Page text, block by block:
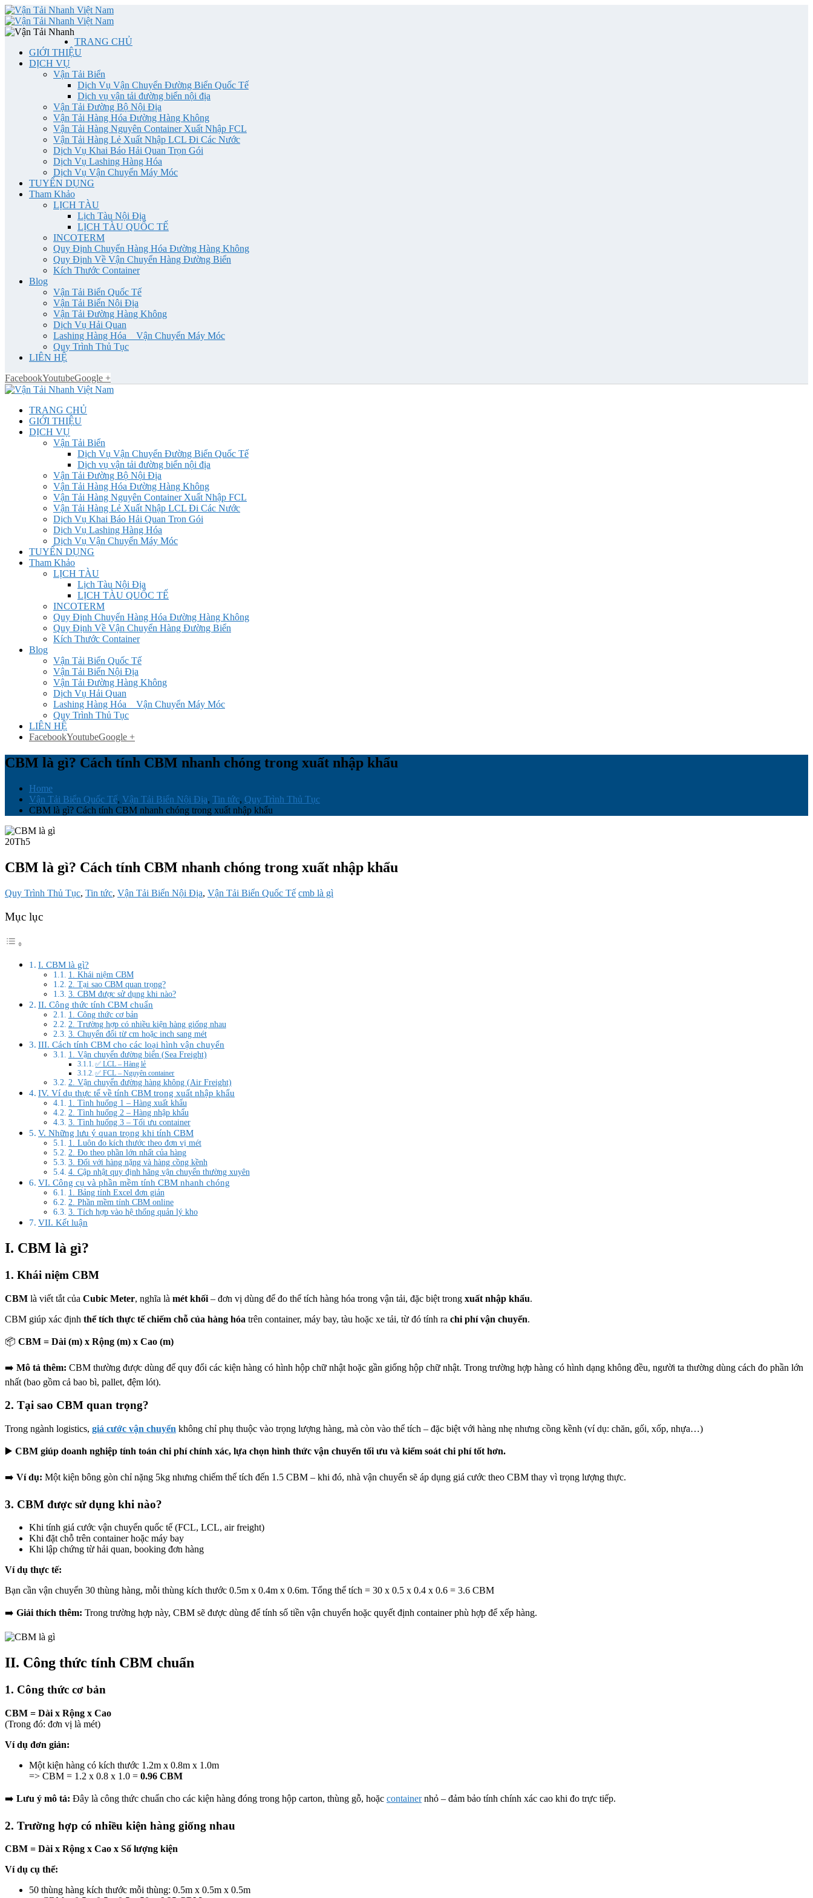
TRANG CHỦ
GIỚI THIỆU
DỊCH VỤ
Vận Tải Biển
Dịch Vụ Vận Chuyển Đường Biển Quốc Tế
Dịch vụ vận tải đường biển nội địa
Vận Tải Đường Bộ Nội Địa
Vận Tải Hàng Hóa Đường Hàng Không
Vận Tải Hàng Nguyên Container Xuất Nhập FCL
Vận Tải Hàng Lẻ Xuất Nhập LCL Đi Các Nước
Dịch Vụ Khai Báo Hải Quan Trọn Gói
Dịch Vụ Lashing Hàng Hóa
Dịch Vụ Vận Chuyển Máy Móc
TUYỂN DỤNG
Tham Khảo
LỊCH TÀU
Lịch Tàu Nội Địa
LỊCH TÀU QUỐC TẾ
INCOTERM
Quy Định Chuyển Hàng Hóa Đường Hàng Không
Quy Định Về Vận Chuyển Hàng Đường Biển
Kích Thước Container
Blog
Vận Tải Biển Quốc Tế
Vận Tải Biển Nội Địa
Vận Tải Đường Hàng Không
Dịch Vụ Hải Quan
Lashing Hàng Hóa _ Vận Chuyển Máy Móc
Quy Trình Thủ Tục
LIÊN HỆ
FacebookYoutubeGoogle +
TRANG CHỦ
GIỚI THIỆU
DỊCH VỤ
Vận Tải Biển
Dịch Vụ Vận Chuyển Đường Biển Quốc Tế
Dịch vụ vận tải đường biển nội địa
Vận Tải Đường Bộ Nội Địa
Vận Tải Hàng Hóa Đường Hàng Không
Vận Tải Hàng Nguyên Container Xuất Nhập FCL
Vận Tải Hàng Lẻ Xuất Nhập LCL Đi Các Nước
Dịch Vụ Khai Báo Hải Quan Trọn Gói
Dịch Vụ Lashing Hàng Hóa
Dịch Vụ Vận Chuyển Máy Móc
TUYỂN DỤNG
Tham Khảo
LỊCH TÀU
Lịch Tàu Nội Địa
LỊCH TÀU QUỐC TẾ
INCOTERM
Quy Định Chuyển Hàng Hóa Đường Hàng Không
Quy Định Về Vận Chuyển Hàng Đường Biển
Kích Thước Container
Blog
Vận Tải Biển Quốc Tế
Vận Tải Biển Nội Địa
Vận Tải Đường Hàng Không
Dịch Vụ Hải Quan
Lashing Hàng Hóa _ Vận Chuyển Máy Móc
Quy Trình Thủ Tục
LIÊN HỆ
FacebookYoutubeGoogle +
CBM là gì? Cách tính CBM nhanh chóng trong xuất nhập khẩu
Home
Vận Tải Biển Quốc Tế, Vận Tải Biển Nội Địa, Tin tức, Quy Trình Thủ Tục
CBM là gì? Cách tính CBM nhanh chóng trong xuất nhập khẩu
20Th5
CBM là gì? Cách tính CBM nhanh chóng trong xuất nhập khẩu
Quy Trình Thủ Tục, Tin tức, Vận Tải Biển Nội Địa, Vận Tải Biển Quốc Tế cmb là gì
Mục lục
I. CBM là gì?
1. Khái niệm CBM
2. Tại sao CBM quan trọng?
3. CBM được sử dụng khi nào?
II. Công thức tính CBM chuẩn
1. Công thức cơ bản
2. Trường hợp có nhiều kiện hàng giống nhau
3. Chuyển đổi từ cm hoặc inch sang mét
III. Cách tính CBM cho các loại hình vận chuyển
1. Vận chuyển đường biển (Sea Freight)
✅ LCL – Hàng lẻ
✅ FCL – Nguyên container
2. Vận chuyển đường hàng không (Air Freight)
IV. Ví dụ thực tế về tính CBM trong xuất nhập khẩu
1. Tình huống 1 – Hàng xuất khẩu
2. Tình huống 2 – Hàng nhập khẩu
3. Tình huống 3 – Tối ưu container
V. Những lưu ý quan trọng khi tính CBM
1. Luôn đo kích thước theo đơn vị mét
2. Đo theo phần lớn nhất của hàng
3. Đối với hàng nặng và hàng cồng kềnh
4. Cập nhật quy định hãng vận chuyển thường xuyên
VI. Công cụ và phần mềm tính CBM nhanh chóng
1. Bảng tính Excel đơn giản
2. Phần mềm tính CBM online
3. Tích hợp vào hệ thống quản lý kho
VII. Kết luận
I. CBM là gì?
1. Khái niệm CBM
CBM là viết tắt của Cubic Meter, nghĩa là mét khối – đơn vị dùng để đo thể tích hàng hóa trong vận tải, đặc biệt trong xuất nhập khẩu.
CBM giúp xác định thể tích thực tế chiếm chỗ của hàng hóa trên container, máy bay, tàu hoặc xe tải, từ đó tính ra chi phí vận chuyển.
📦 CBM = Dài (m) x Rộng (m) x Cao (m)
➡️ Mô tả thêm: CBM thường được dùng để quy đổi các kiện hàng có hình hộp chữ nhật hoặc gần giống hộp chữ nhật. Trong trường hợp hàng có hình dạng không đều, người ta thường dùng cách đo phần lớn
nhất (bao gồm cả bao bì, pallet, đệm lót).
2. Tại sao CBM quan trọng?
Trong ngành logistics, giá cước vận chuyển không chỉ phụ thuộc vào trọng lượng hàng, mà còn vào thể tích – đặc biệt với hàng nhẹ nhưng cồng kềnh (ví dụ: chăn, gối, xốp, nhựa…)
▶️ CBM giúp doanh nghiệp tính toán chi phí chính xác, lựa chọn hình thức vận chuyển tối ưu và kiểm soát chi phí tốt hơn.
➡️ Ví dụ: Một kiện bông gòn chỉ nặng 5kg nhưng chiếm thể tích đến 1.5 CBM – khi đó, nhà vận chuyển sẽ áp dụng giá cước theo CBM thay vì trọng lượng thực.
3. CBM được sử dụng khi nào?
Khi tính giá cước vận chuyển quốc tế (FCL, LCL, air freight)
Khi đặt chỗ trên container hoặc máy bay
Khi lập chứng từ hải quan, booking đơn hàng
Ví dụ thực tế:
Bạn cần vận chuyển 30 thùng hàng, mỗi thùng kích thước 0.5m x 0.4m x 0.6m. Tổng thể tích = 30 x 0.5 x 0.4 x 0.6 = 3.6 CBM
➡️ Giải thích thêm: Trong trường hợp này, CBM sẽ được dùng để tính số tiền vận chuyển hoặc quyết định container phù hợp để xếp hàng.
II. Công thức tính CBM chuẩn
1. Công thức cơ bản
CBM = Dài x Rộng x Cao
(Trong đó: đơn vị là mét)
Ví dụ đơn giản:
Một kiện hàng có kích thước 1.2m x 0.8m x 1.0m
=> CBM = 1.2 x 0.8 x 1.0 = 0.96 CBM
➡️ Lưu ý mô tả: Đây là công thức chuẩn cho các kiện hàng đóng trong hộp carton, thùng gỗ, hoặc containernhỏ – đảm bảo tính chính xác cao khi đo trực tiếp.
2. Trường hợp có nhiều kiện hàng giống nhau
CBM = Dài x Rộng x Cao x Số lượng kiện
Ví dụ cụ thể:
50 thùng hàng kích thước mỗi thùng: 0.5m x 0.5m x 0.5m